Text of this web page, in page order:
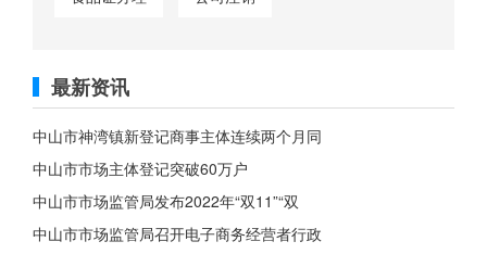
最新资讯
中山市神湾镇新登记商事主体连续两个月同
中山市市场主体登记突破60万户
中山市市场监管局发布2022年“双11”“双
中山市市场监管局召开电子商务经营者行政